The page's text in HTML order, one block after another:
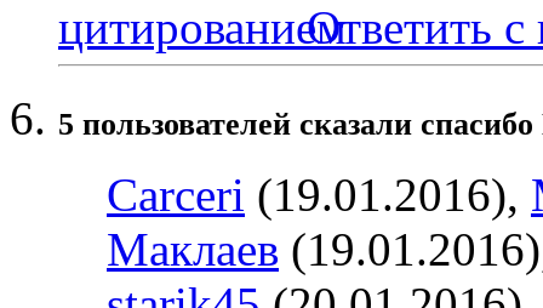
Ответить с
5 пользователей сказали
Carceri (19.01.2016),
Маклаев